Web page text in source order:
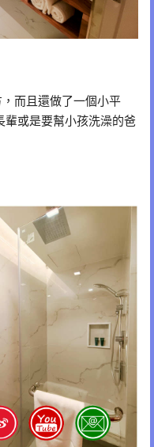
而且還做了一個小平
輩或是要幫小孩洗澡的爸